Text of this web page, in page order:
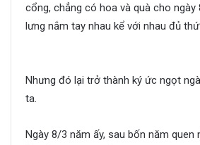
cổng, chẳng có hoa và quà cho
lưng nắm tay nhau kể với nhau đủ
Nhưng đó lại trở thành ký ức ngọt
ta.
Ngày 8/3 năm ấy, sau bốn năm quen